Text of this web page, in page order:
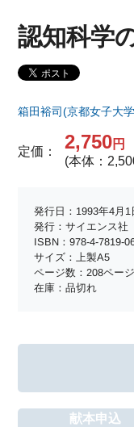
認知科学
箱田裕司(京都女子大
定価： 2,750円
(本体：
発行日：1993年4月1
発行：サイエンス社
ISBN：978-4-7819-
サイズ：上製A5
ページ数：208ページ
在庫：品切れ
献本申込